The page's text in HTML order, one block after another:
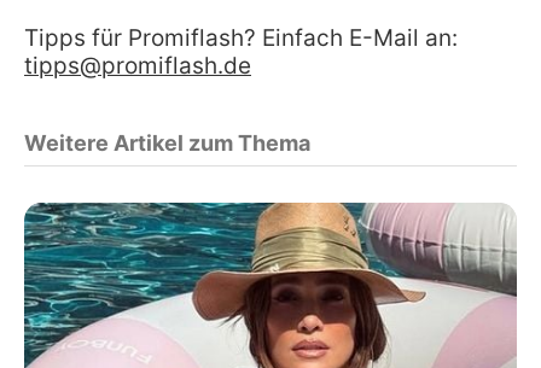
Tipps für Promiflash? Einfach E-Mail an:
tipps@promiflash.de
Weitere Artikel zum Thema